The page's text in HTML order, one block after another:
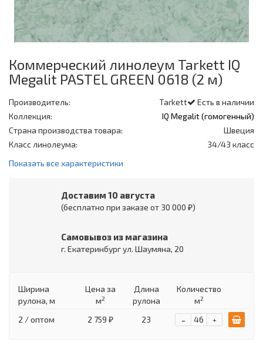
Коммерческий линолеум Tarkett IQ
Megalit PASTEL GREEN 0618 (2 м)
Есть в наличии
Производитель:
Tarkett
Коллекция:
IQ Megalit (гомогенный)
Страна производства товара:
Швеция
Класс линолеума:
34/43 класс
Показать все характеристики
Доставим 10 августа
(бесплатно при заказе от 30 000 ₽)
Самовывоз из магазина
г. Екатеринбург ул. Шаумяна, 20
Ширина
рулона, м
Цена за
м2
Длина
рулона
Количество
м2
2 / оптом 2 759 ₽ 23 +
-